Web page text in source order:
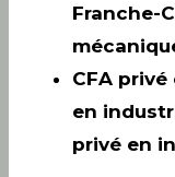
Franche-
CFA
en
privé en